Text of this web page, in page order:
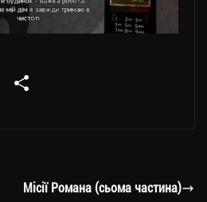
C
nk ти
Місії Романа (сьома частина)